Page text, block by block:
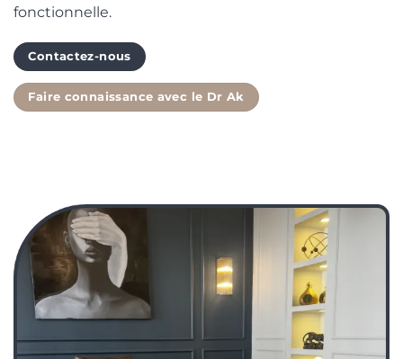
fonctionnelle.
Contactez-nous
Faire connaissance avec le Dr Ak